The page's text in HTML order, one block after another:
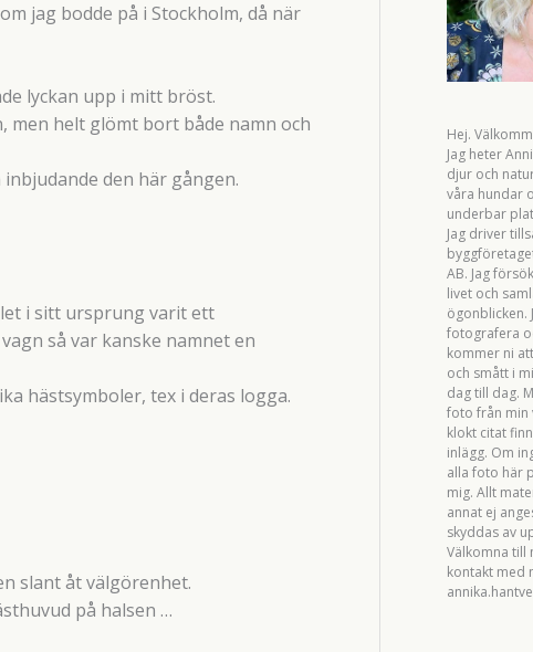
jag bodde på i Stockholm, då när
lyckan upp i mitt bröst.
men helt glömt bort både namn och
den här gången.
i sitt ursprung varit ett
så var kanske namnet en
hästsymboler, tex i deras logga.
slant åt välgörenhet.
på halsen …
Hej.
Jag heter
djur och
våra hundar
underbar
Jag driver
AB. Jag
livet och
ögonblicken.
fotografera
kommer ni
och smått i
dag till dag.
foto från min
klokt citat
inlägg. Om
alla foto här
mig. Allt
annat ej
skyddas av
Välkomna till
kontakt med